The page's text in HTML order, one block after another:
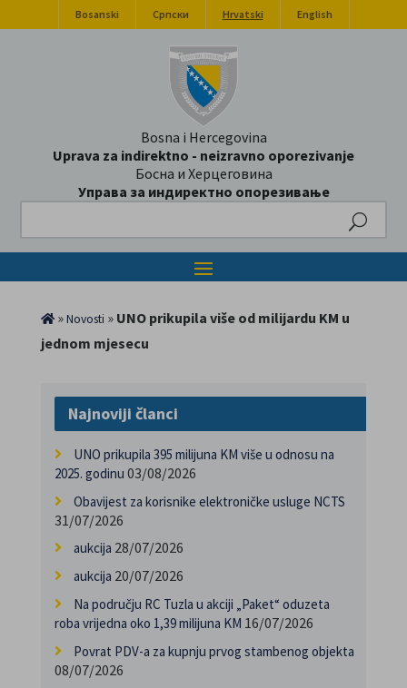
Bosanski Српски Hrvatski English
Bosna i Hercegovina
Uprava za indirektno - neizravno oporezivanje
Босна и Херцеговина
Управа за индиректно опорезивање
»Novosti » UNO prikupila više od milijardu KM u
jednom mjesecu
Najnoviji članci
UNO prikupila 395 milijuna KM više u odnosu na
2025. godinu 03/08/2026
Obavijest za korisnike elektroničke usluge NCTS
31/07/2026
aukcija 28/07/2026
aukcija 20/07/2026
Na području RC Tuzla u akciji „Paket“ oduzeta
roba vrijedna oko 1,39 milijuna KM 16/07/2026
Povrat PDV-a za kupnju prvog stambenog objekta
08/07/2026